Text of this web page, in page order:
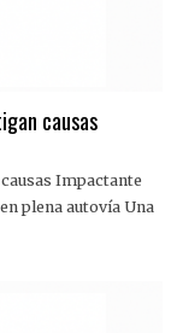
causas
Impactante
plena autovía Una